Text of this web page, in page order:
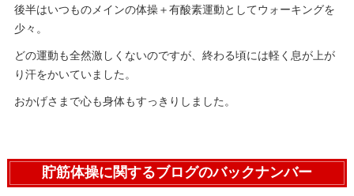
後半はいつものメインの体操＋有酸素運動としてウォーキングを
少々。
どの運動も全然激しくないのですが、終わる頃には軽く息が上が
り汗をかいていました。
おかげさまで心も身体もすっきりしました。
貯筋体操に関するブログのバックナンバー